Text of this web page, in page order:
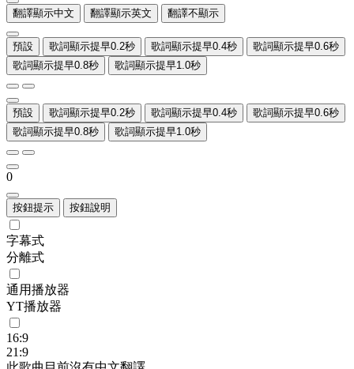
翻譯顯示中文 翻譯顯示英文 翻譯不顯示
預設 歌詞顯示提早0.2秒 歌詞顯示提早0.4秒
歌詞顯示提早0.6秒
歌詞顯示提早0.8秒
歌詞顯示提早1.0秒
預設 歌詞顯示提早0.2秒 歌詞顯示提早0.4秒
歌詞顯示提早0.6秒
歌詞顯示提早0.8秒
歌詞顯示提早1.0秒
0
按鈕提示 按鈕說明
字幕式
分離式
通用播放器
YT播放器
16:9
21:9